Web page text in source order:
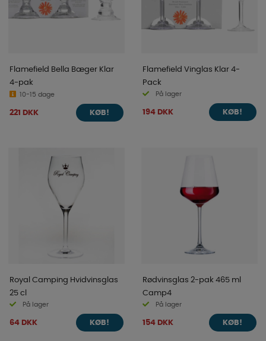
Flamefield Bella Bæger Klar
4-pak
10-15 dage
221 DKK KØB!
Flamefield Vinglas Klar 4-
Pack
På lager
194 DKK KØB!
Royal Camping Hvidvinsglas
25 cl
På lager
64 DKK KØB!
Rødvinsglas 2-pak 465 ml
Camp4
På lager
154 DKK KØB!